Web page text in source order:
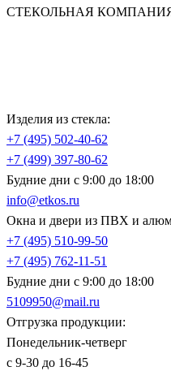
СТЕКОЛЬНАЯ
Изделия из стекла:
+7 (495) 502-40-62
+7 (499) 397-80-62
Будние дни с 9:00 до 18:00
info@etkos.ru
Окна и двери из ПВХ и
+7 (495) 510-99-50
+7 (495) 762-11-51
Будние дни с 9:00 до 18:00
5109950@mail.ru
Отгрузка продукции:
Понедельник-четверг
с 9-30 до 16-45